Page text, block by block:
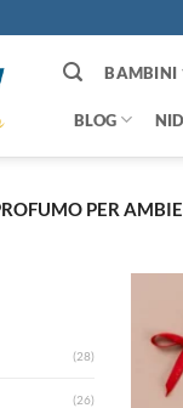
BAMBINI
BLOG
PER
(28)
(26)